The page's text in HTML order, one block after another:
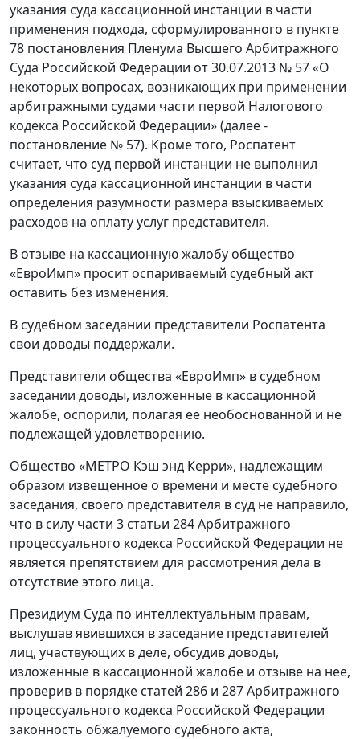
указания суда кассационной инстанции в части
применения подхода, сформулированного в пункте
78 постановления Пленума Высшего Арбитражного
Суда Российской Федерации от 30.07.2013 № 57 «О
некоторых вопросах, возникающих при применении
арбитражными судами части первой Налогового
кодекса Российской Федерации» (далее -
постановление № 57). Кроме того, Роспатент
считает, что суд первой инстанции не выполнил
указания суда кассационной инстанции в части
определения разумности размера взыскиваемых
расходов на оплату услуг представителя.
В отзыве на кассационную жалобу общество
«ЕвроИмп» просит оспариваемый судебный акт
оставить без изменения.
В судебном заседании представители Роспатента
свои доводы поддержали.
Представители общества «ЕвроИмп» в судебном
заседании доводы, изложенные в кассационной
жалобе, оспорили, полагая ее необоснованной и не
подлежащей удовлетворению.
Общество «МЕТРО Кэш энд Керри», надлежащим
образом извещенное о времени и месте судебного
заседания, своего представителя в суд не направило,
что в силу части 3 статьи 284 Арбитражного
процессуального кодекса Российской Федерации не
является препятствием для рассмотрения дела в
отсутствие этого лица.
Президиум Суда по интеллектуальным правам,
выслушав явившихся в заседание представителей
лиц, участвующих в деле, обсудив доводы,
изложенные в кассационной жалобе и отзыве на нее,
проверив в порядке статей 286 и 287 Арбитражного
процессуального кодекса Российской Федерации
законность обжалуемого судебного акта,